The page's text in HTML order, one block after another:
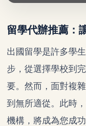
留學代辦推薦：
出國留學是許多學
步，從選擇學校到
要。然而，面對複
到無所適從。此時
機構，將成為您成